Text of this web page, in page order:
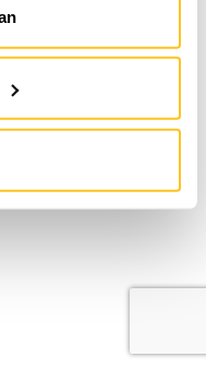
via de link onderaan